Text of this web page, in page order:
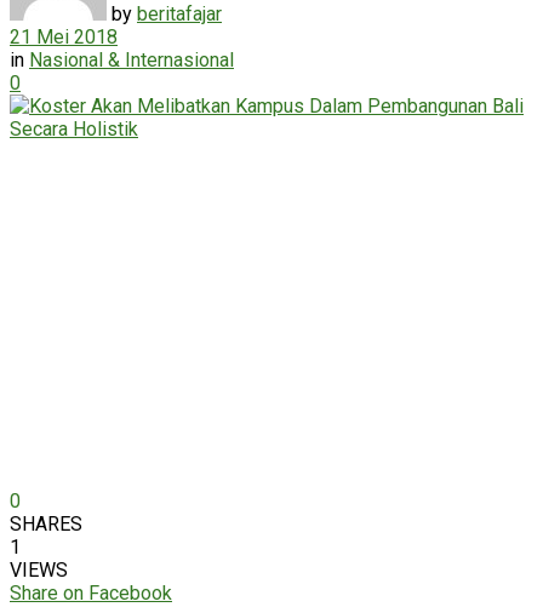
by beritafajar
21 Mei 2018
in Nasional & Internasional
0
0
SHARES
1
VIEWS
Share on Facebook